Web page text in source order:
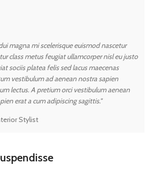
magna mi scelerisque euismod nascetur
class metus feugiat ullamcorper nisl eu justo
sociis platea felis sed lacus maecenas
vestibulum ad aenean nostra sapien
lectus. A pretium orci vestibulum aenean
erat a cum adipiscing sagittis."
Stylist